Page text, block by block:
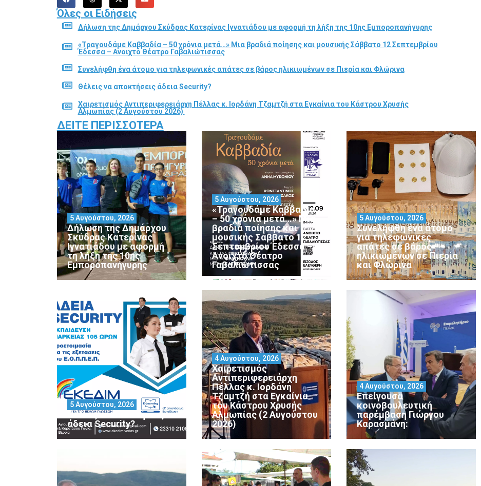
Όλες οι Ειδήσεις
Δήλωση της Δημάρχου Σκύδρας Κατερίνας Ιγνατιάδου με αφορμή τη λήξη της 10ης Εμποροπανήγυρης
«Τραγουδάμε Καββαδία – 50 χρόνια μετά…» Μια βραδιά ποίησης και μουσικής Σάββατο 12 Σεπτεμβρίου
Έδεσσα – Ανοιχτό Θέατρο Γαβαλιώτισσας
Συνελήφθη ένα άτομο για τηλεφωνικές απάτες σε βάρος ηλικιωμένων σε Πιερία και Φλώρινα
Θέλεις να αποκτήσεις άδεια Security?
Χαιρετισμός Αντιπεριφερειάρχη Πέλλας κ. Ιορδάνη Τζαμτζή στα Εγκαίνια του Κάστρου Χρυσής
Αλμωπίας (2 Αυγούστου 2026)
ΔΕΊΤΕ ΠΕΡΙΣΣΌΤΕΡΑ
Δήλωση της Δημάρχου
Σκύδρας Κατερίνας
Ιγνατιάδου με αφορμή
τη λήξη της 10ης
Εμποροπανήγυρης
5 Αυγούστου, 2026
«Τραγουδάμε Καββαδία
– 50 χρόνια μετά…» Μια
βραδιά ποίησης και
μουσικής Σάββατο 12
Σεπτεμβρίου Έδεσσα –
Ανοιχτό Θέατρο
Γαβαλιώτισσας
5 Αυγούστου, 2026
Συνελήφθη ένα άτομο
για τηλεφωνικές
απάτες σε βάρος
ηλικιωμένων σε Πιερία
και Φλώρινα
5 Αυγούστου, 2026
Θέλεις να αποκτήσεις
άδεια Security?
5 Αυγούστου, 2026
Χαιρετισμός
Αντιπεριφερειάρχη
Πέλλας κ. Ιορδάνη
Τζαμτζή στα Εγκαίνια
του Κάστρου Χρυσής
Αλμωπίας (2 Αυγούστου
2026)
4 Αυγούστου, 2026
Επείγουσα
κοινοβουλευτική
παρέμβαση Γιώργου
Καρασμάνη:
4 Αυγούστου, 2026